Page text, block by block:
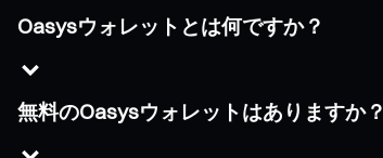
Oasysウォレットとは何ですか？
無料のOasysウォレットはありますか？